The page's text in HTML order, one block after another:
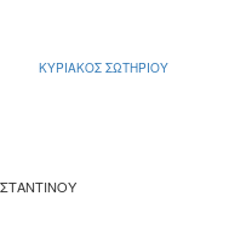
ΚΥΡΙΑΚΟΣ ΣΩΤΗΡΙΟΥ